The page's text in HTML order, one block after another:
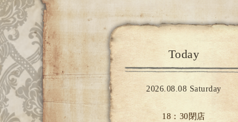
Today
2026.08.08 Saturday
18：30閉店